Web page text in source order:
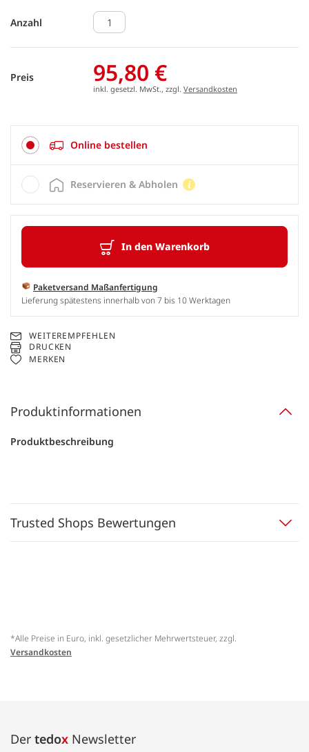
Anzahl
Preis 95,80 €
inkl. gesetzl. MwSt., zzgl. Versandkosten
Online bestellen
In den Warenkorb
Paketversand Maßanfertigung
Lieferung spätestens innerhalb von 7 bis 10 Werktagen
Reservieren & Abholen
WEITEREMPFEHLEN
DRUCKEN
MERKEN
Produktinformationen
Produktbeschreibung
Trusted Shops Bewertungen
*Alle Preise in Euro, inkl. gesetzlicher Mehrwertsteuer, zzgl.
Versandkosten
Der tedox Newsletter